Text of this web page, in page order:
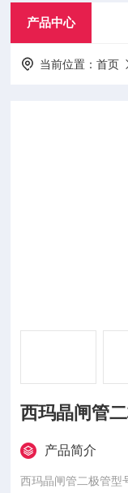
产品中心
当前位置：首页
西玛晶闸管
产品简介
西玛晶闸管二极管型